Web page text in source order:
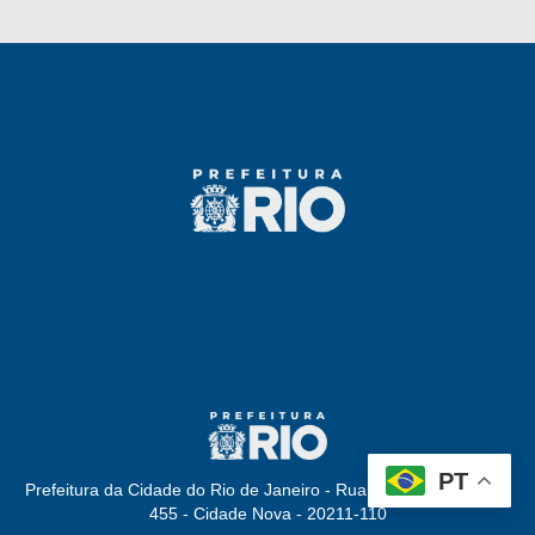
Prefeitura da Cidade do Rio de Janeiro - Rua Afonso Cavalcanti,
455 - Cidade Nova - 20211-110
PT